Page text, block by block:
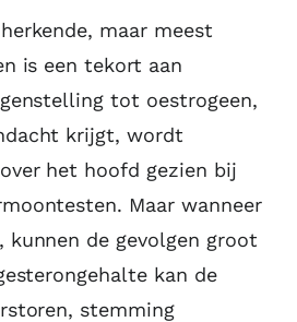
maar meest
is een tekort aan
tot oestrogeen,
krijgt, wordt
het hoofd gezien bij
Maar wanneer
kunnen de gevolgen groot
kan de
stemming